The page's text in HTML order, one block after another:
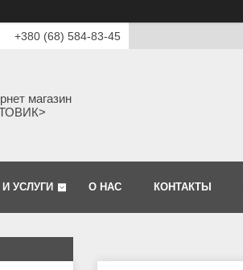
+380 (68) 584-83-45
магазин
УСЛУГИ О НАС КОНТАКТЫ